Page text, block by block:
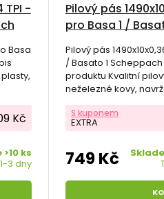
TPI -
Basa
Kč
ks
3 dny
Pilový pás
pro Basa 1 /
Pilový pás
/ Basato 1 Scheppach
produktu Kvalitní
neželezné kovy,
pásové pily
S kuponem
EXTRA
749 Kč